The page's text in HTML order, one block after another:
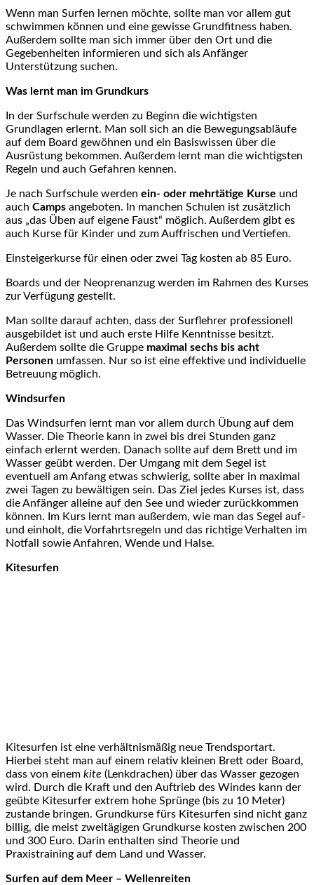
Wenn man Surfen lernen möchte, sollte man vor allem gut
schwimmen können und eine gewisse Grundfitness haben.
Außerdem sollte man sich immer über den Ort und die
Gegebenheiten informieren und sich als Anfänger
Unterstützung suchen.
Was lernt man im Grundkurs
In der Surfschule werden zu Beginn die wichtigsten
Grundlagen erlernt. Man soll sich an die Bewegungsabläufe
auf dem Board gewöhnen und ein Basiswissen über die
Ausrüstung bekommen. Außerdem lernt man die wichtigsten
Regeln und auch Gefahren kennen.
Je nach Surfschule werden ein- oder mehrtätige Kurse und
auch Camps angeboten. In manchen Schulen ist zusätzlich
aus „das Üben auf eigene Faust“ möglich. Außerdem gibt es
auch Kurse für Kinder und zum Auffrischen und Vertiefen.
Einsteigerkurse für einen oder zwei Tag kosten ab 85 Euro.
Boards und der Neoprenanzug werden im Rahmen des Kurses
zur Verfügung gestellt.
Man sollte darauf achten, dass der Surflehrer professionell
ausgebildet ist und auch erste Hilfe Kenntnisse besitzt.
Außerdem sollte die Gruppe maximal sechs bis acht
Personen umfassen. Nur so ist eine effektive und individuelle
Betreuung möglich.
Windsurfen
Das Windsurfen lernt man vor allem durch Übung auf dem
Wasser. Die Theorie kann in zwei bis drei Stunden ganz
einfach erlernt werden. Danach sollte auf dem Brett und im
Wasser geübt werden. Der Umgang mit dem Segel ist
eventuell am Anfang etwas schwierig, sollte aber in maximal
zwei Tagen zu bewältigen sein. Das Ziel jedes Kurses ist, dass
die Anfänger alleine auf den See und wieder zurückkommen
können. Im Kurs lernt man außerdem, wie man das Segel auf-
und einholt, die Vorfahrtsregeln und das richtige Verhalten im
Notfall sowie Anfahren, Wende und Halse.
Kitesurfen
Kitesurfen ist eine verhältnismäßig neue Trendsportart.
Hierbei steht man auf einem relativ kleinen Brett oder Board,
dass von einem kite (Lenkdrachen) über das Wasser gezogen
wird. Durch die Kraft und den Auftrieb des Windes kann der
geübte Kitesurfer extrem hohe Sprünge (bis zu 10 Meter)
zustande bringen. Grundkurse fürs Kitesurfen sind nicht ganz
billig, die meist zweitägigen Grundkurse kosten zwischen 200
und 300 Euro. Darin enthalten sind Theorie und
Praxistraining auf dem Land und Wasser.
Surfen auf dem Meer – Wellenreiten